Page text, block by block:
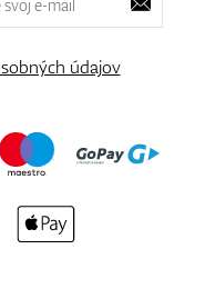
údajov